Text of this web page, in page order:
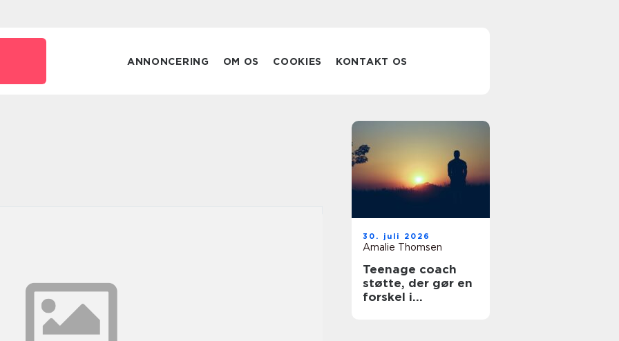
ANNONCERING OM OS COOKIES KONTAKT OS
30. juli 2026
Amalie Thomsen
Teenage coach
støtte, der gør en
forskel i